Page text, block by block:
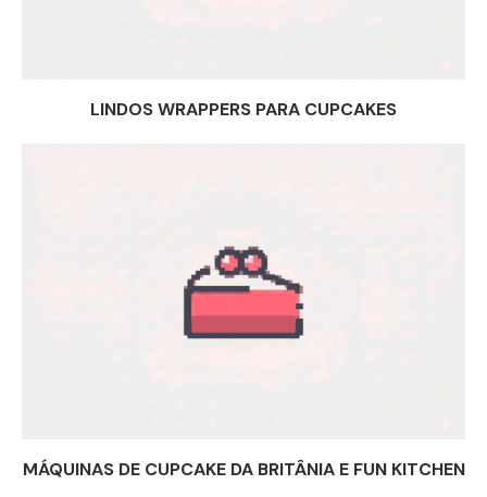
LINDOS WRAPPERS PARA CUPCAKES
MÁQUINAS DE CUPCAKE DA BRITÂNIA E FUN KITCHEN